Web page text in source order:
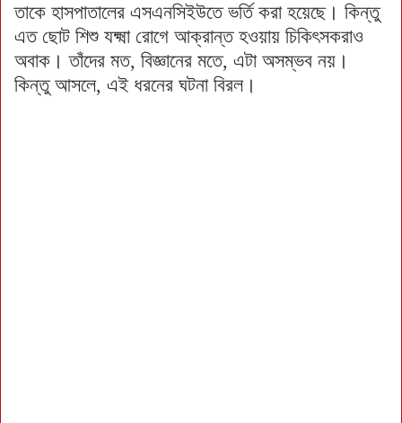
তাকে হাসপাতালের এসএনসিইউতে ভর্তি করা হয়েছে। কিন্তু
এত ছোট শিশু যক্ষ্মা রোগে আক্রান্ত হওয়ায় চিকিৎসকরাও
অবাক। তাঁদের মত, বিজ্ঞানের মতে, এটা অসম্ভব নয়।
কিন্তু আসলে, এই ধরনের ঘটনা বিরল।